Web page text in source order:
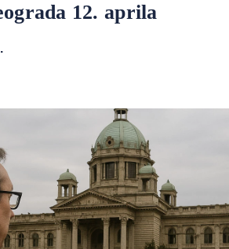
12. aprila